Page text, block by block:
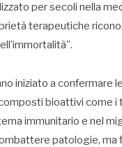
per secoli nella
terapeutiche
iniziato a confermare
bioattivi come i
immunitario e nel
patologie, ma